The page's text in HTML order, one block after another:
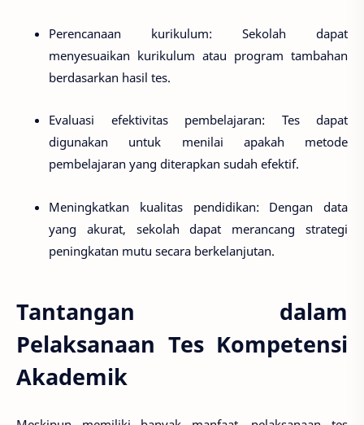
Perencanaan kurikulum: Sekolah dapat
menyesuaikan kurikulum atau program tambahan
berdasarkan hasil tes.
Evaluasi efektivitas pembelajaran: Tes dapat
digunakan untuk menilai apakah metode
pembelajaran yang diterapkan sudah efektif.
Meningkatkan kualitas pendidikan: Dengan data
yang akurat, sekolah dapat merancang strategi
peningkatan mutu secara berkelanjutan.
Tantangan dalam
Pelaksanaan Tes Kompetensi
Akademik